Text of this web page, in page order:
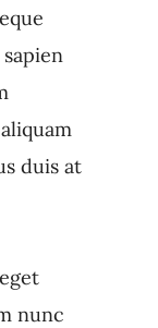
duis at
nunc